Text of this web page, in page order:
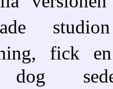
fick